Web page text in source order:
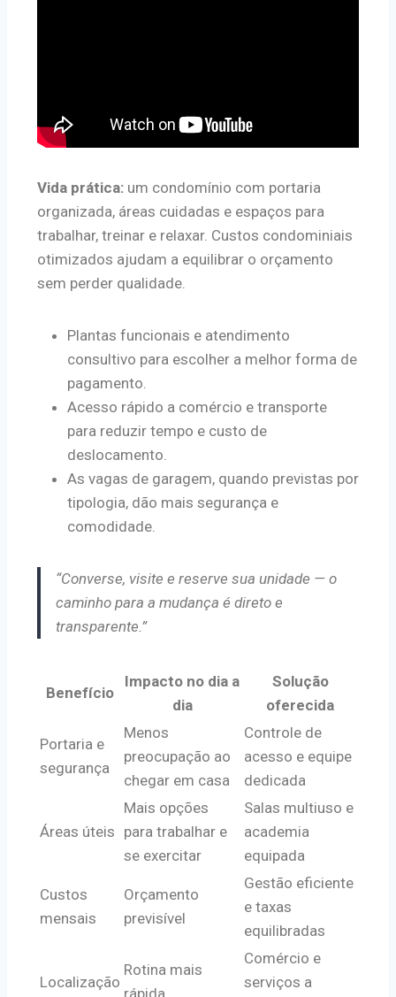
Vida prática: um condomínio com portaria
organizada, áreas cuidadas e espaços para
trabalhar, treinar e relaxar. Custos condominiais
otimizados ajudam a equilibrar o orçamento
sem perder qualidade.
Plantas funcionais e atendimento
consultivo para escolher a melhor forma de
pagamento.
Acesso rápido a comércio e transporte
para reduzir tempo e custo de
deslocamento.
As vagas de garagem, quando previstas por
tipologia, dão mais segurança e
comodidade.
“Converse, visite e reserve sua unidade — o
caminho para a mudança é direto e
transparente.”
Benefício
Impacto no dia a
dia
Solução
oferecida
Portaria e
segurança
Menos
preocupação ao
chegar em casa
Controle de
acesso e equipe
dedicada
Áreas úteis
Mais opções
para trabalhar e
se exercitar
Salas multiuso e
academia
equipada
Custos
mensais
Orçamento
previsível
Gestão eficiente
e taxas
equilibradas
Localização
Rotina mais
rápida
Comércio e
serviços a